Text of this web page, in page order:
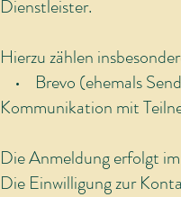
Dienstleister.
Hierzu zählen
• Brevo (ehemals
Kommunikation mit
Die Anmeldung erfolgt
Die Einwilligung zur